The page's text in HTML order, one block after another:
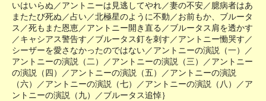
いはいらぬ／アントニーは見逃してやれ／妻の不安／臆病者はあ
またたび死ぬ／占い／北極星のように不動／お前もか、ブルータ
ス／死もまた恩恵／アントニー開き直る／ブルータス肩を透かす
／キャシアス警告す／ブルータス釘を刺す／アントニー慟哭す／
シーザーを愛さなかったのではない／アントニーの演説（一）／
アントニーの演説（二）／アントニーの演説（三）／アントニー
の演説（四）／アントニーの演説（五）／アントニーの演説
（六）／アントニーの演説（七）／アントニーの演説（八）／ア
ントニーの演説（九）／ブルータス追悼｝